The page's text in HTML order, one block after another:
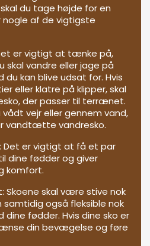
du tage højde for en
nogle af de vigtigste
er vigtigt at tænke på,
vandre eller jage på
du kan blive udsat for. Hvis
eller klatre på klipper, skal
der passer til terrænet.
vejr eller gennem vand,
vandtætte vandresko.
Det er vigtigt at få et par
dine fødder og giver
komfort.
Skoene skal være stive nok
også fleksible nok
fødder. Hvis dine sko er
din bevægelse og føre